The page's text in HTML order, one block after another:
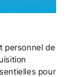
personnel de
pour